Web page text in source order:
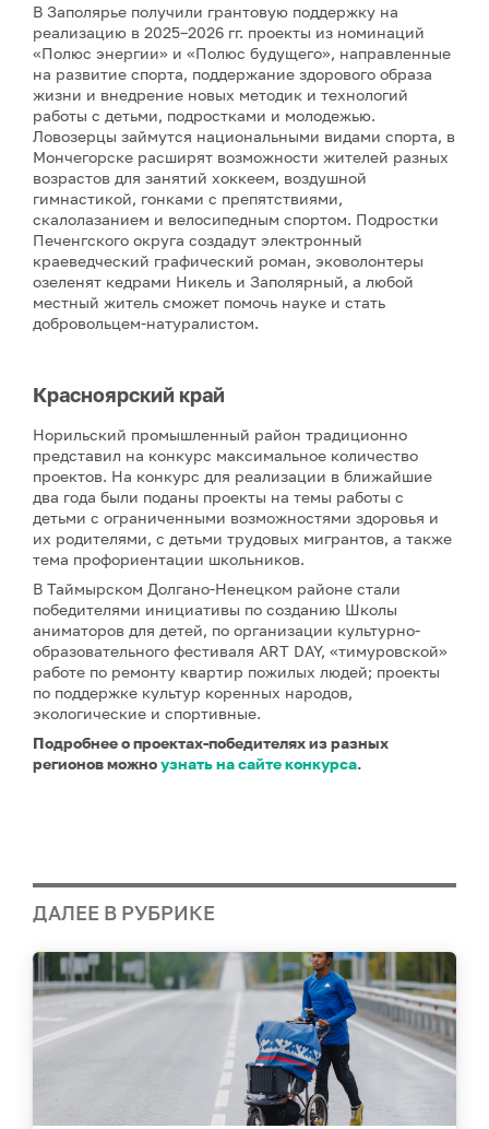
В Заполярье получили грантовую поддержку на
реализацию в 2025–2026 гг. проекты из номинаций
«Полюс энергии» и «Полюс будущего», направленные
на развитие спорта, поддержание здорового образа
жизни и внедрение новых методик и технологий
работы с детьми, подростками и молодежью.
Ловозерцы займутся национальными видами спорта, в
Мончегорске расширят возможности жителей разных
возрастов для занятий хоккеем, воздушной
гимнастикой, гонками с препятствиями,
скалолазанием и велосипедным спортом. Подростки
Печенгского округа создадут электронный
краеведческий графический роман, эковолонтеры
озеленят кедрами Никель и Заполярный, а любой
местный житель сможет помочь науке и стать
добровольцем-натуралистом.
Красноярский край
Норильский промышленный район традиционно
представил на конкурс максимальное количество
проектов. На конкурс для реализации в ближайшие
два года были поданы проекты на темы работы с
детьми с ограниченными возможностями здоровья и
их родителями, с детьми трудовых мигрантов, а также
тема профориентации школьников.
В Таймырском Долгано-Ненецком районе стали
победителями инициативы по созданию Школы
аниматоров для детей, по организации культурно-
образовательного фестиваля ART DAY, «тимуровской»
работе по ремонту квартир пожилых людей; проекты
по поддержке культур коренных народов,
экологические и спортивные.
Подробнее о проектах-победителях из разных
регионов можноузнать на сайте конкурса.
ДАЛЕЕ В РУБРИКЕ